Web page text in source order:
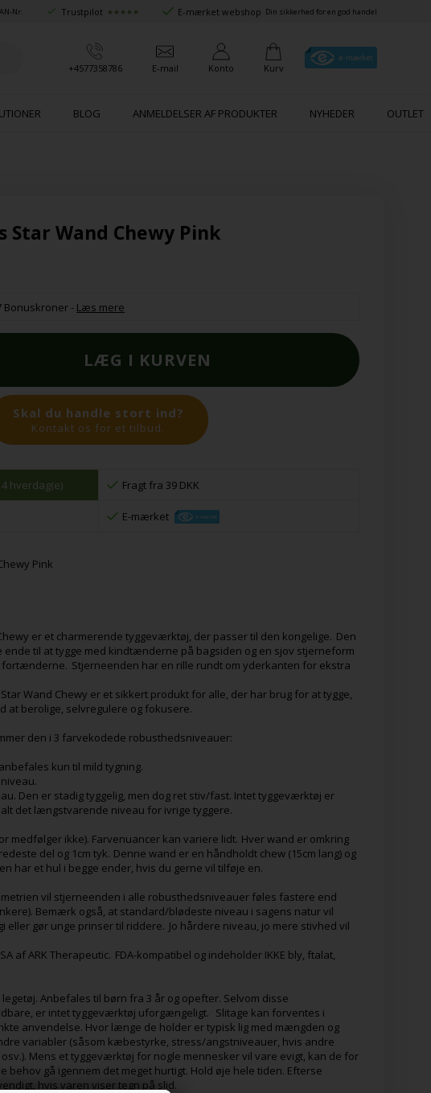
Nr. Trustpilot ★★★★★ E-mærket webshop Din sikkerhed for en god handel
+4577358786 E-mail Konto Kurv
BLOG ANMELDELSER AF PRODUKTER NYHEDER OUTLET
Star Wand Chewy Pink
Bonuskroner - Læs mere
Skal du handle stort ind?
Kontakt os for et tilbud.
hverdag(e) Fragt fra 39 DKK
E-mærket
Pink
er et charmerende tyggeværktøj, der passer til den kongelige. Den
til at tygge med kindtænderne på bagsiden og en sjov stjerneform
fortænderne. Stjerneenden har en rille rundt om yderkanten for ekstra
Star Wand Chewy er et sikkert produkt for alle, der har brug for at tygge,
at berolige, selvregulere og fokusere.
den i 3 farvekodede robusthedsniveauer:
kun til mild tygning.
Den er stadig tyggelig, men dog ret stiv/fast. Intet tyggeværktøj er
det længstvarende niveau for ivrige tyggere.
medfølger ikke). Farvenuancer kan variere lidt. Hver wand er omkring
del og 1cm tyk. Denne wand er en håndholdt chew (15cm lang) og
har et hul i begge ender, hvis du gerne vil tilføje en.
vil stjerneenden i alle robusthedsniveauer føles fastere end
Bemærk også, at standard/blødeste niveau i sagens natur vil
eller gør unge prinser til riddere. Jo hårdere niveau, jo mere stivhed vil
af ARK Therapeutic. FDA-kompatibel og indeholder IKKE bly, ftalat,
Anbefales til børn fra 3 år og opefter. Selvom disse
er intet tyggeværktøj uforgængeligt. Slitage kan forventes i
anvendelse. Hvor længe de holder er typisk lig med mængden og
variabler (såsom kæbestyrke, stress/angstniveauer, hvis andre
Mens et tyggeværktøj for nogle mennesker vil vare evigt, kan de for
behov gå igennem det meget hurtigt. Hold øje hele tiden. Efterse
hvis varen viser tegn på slid.